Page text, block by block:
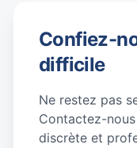
Confiez-
difficile
Ne restez pas
Contactez-
discrète et